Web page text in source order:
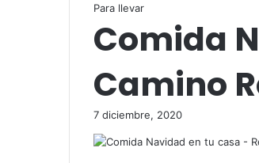
Para llevar
Comida
Camino
7 diciembre, 2020